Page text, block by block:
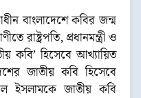
বাংলাদেশে কবির জন্ম
রাষ্ট্রপতি, প্রধানমন্ত্রী ও
কবি’ হিসেবে আখ্যায়িত
জাতীয় কবি হিসেবে
ইসলামকে জাতীয় কবি